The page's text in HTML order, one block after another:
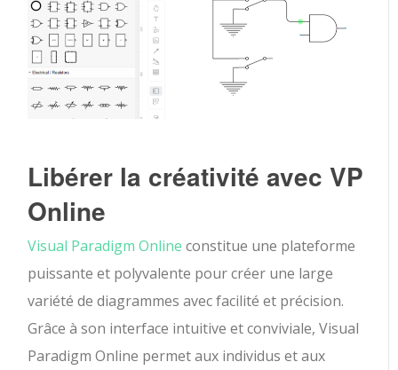
Libérer la créativité avec VP
Online
Visual Paradigm Online constitue une plateforme
puissante et polyvalente pour créer une large
variété de diagrammes avec facilité et précision.
Grâce à son interface intuitive et conviviale, Visual
Paradigm Online permet aux individus et aux